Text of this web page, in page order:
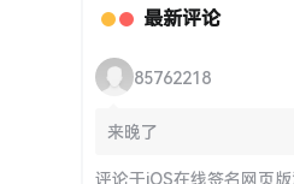
最新评论
85762218
来晚了
评论于iOS在线签名网页